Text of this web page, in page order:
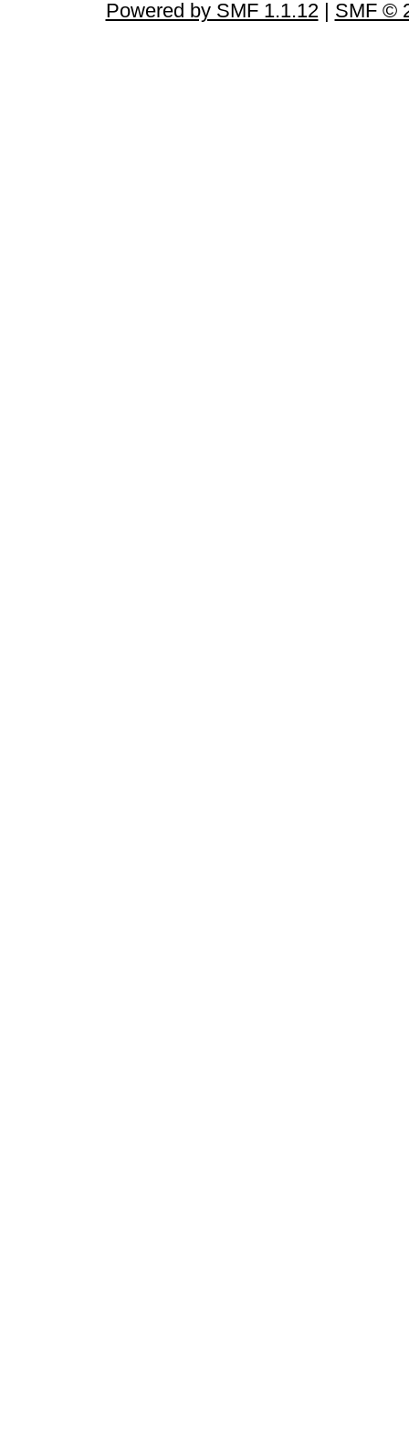
Powered by SMF 1.1.12 | SMF ©